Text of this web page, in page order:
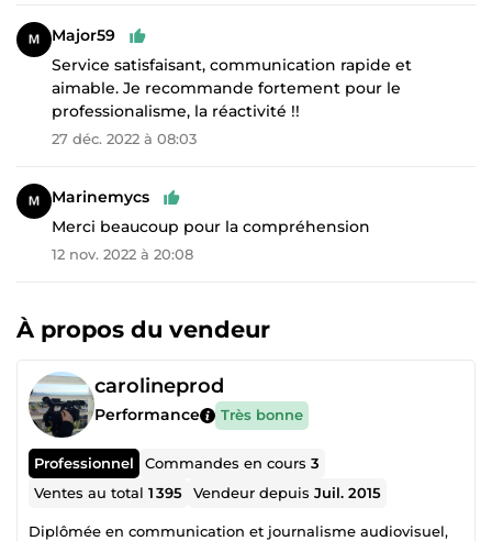
Major59
Service satisfaisant, communication rapide et
aimable. Je recommande fortement pour le
professionalisme, la réactivité !!
27 déc. 2022 à 08:03
Marinemycs
Merci beaucoup pour la compréhension
12 nov. 2022 à 20:08
À propos du vendeur
carolineprod
Performance Très bonne
Professionnel Commandes en cours3
Ventes au total1 395 Vendeur depuisJuil. 2015
Diplômée en communication et journalisme audiovisuel,